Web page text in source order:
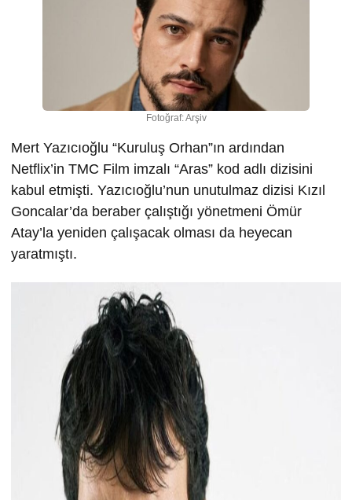
Fotoğraf: Arşiv
Mert Yazıcıoğlu “Kuruluş Orhan”ın ardından
Netflix’in TMC Film imzalı “Aras” kod adlı dizisini
kabul etmişti. Yazıcıoğlu’nun unutulmaz dizisi Kızıl
Goncalar’da beraber çalıştığı yönetmeni Ömür
Atay’la yeniden çalışacak olması da heyecan
yaratmıştı.